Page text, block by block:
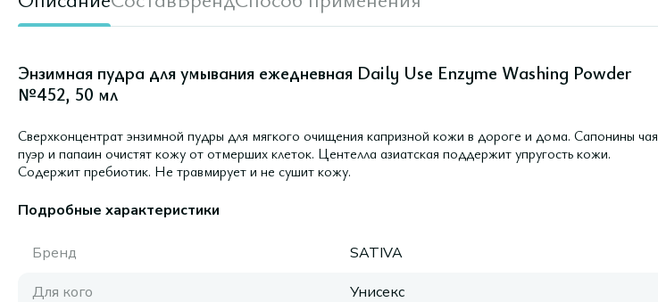
Энзимная пудра для умывания ежедневная Daily Use Enzyme Washing Powder
№452, 50 мл
Сверхконцентрат энзимной пудры для мягкого очищения капризной кожи в дороге и дома. Сапонины чая
пуэр и папаин очистят кожу от отмерших клеток. Центелла азиатская поддержит упругость кожи.
Содержит пребиотик. Не травмирует и не сушит кожу.
Подробные характеристики
Бренд
SATIVA
Для кого
Унисекс